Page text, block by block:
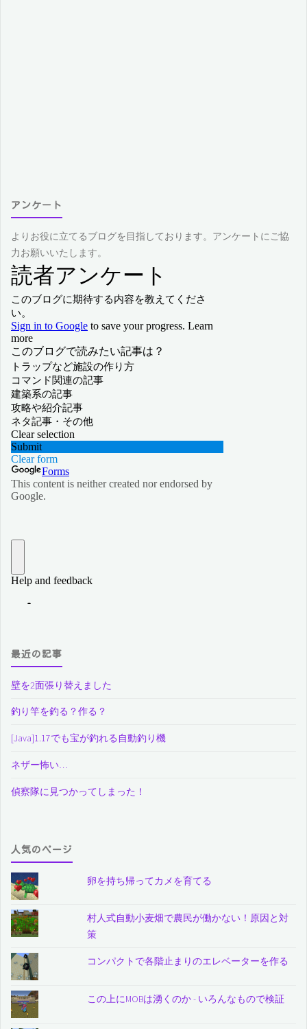
アンケート
よりお役に立てるブログを目指しております。アンケートにご協
力お願いいたします。
最近の記事
壁を2面張り替えました
釣り竿を釣る？作る？
[Java]1.17でも宝が釣れる自動釣り機
ネザー怖い…
偵察隊に見つかってしまった！
人気のページ
卵を持ち帰ってカメを育てる
村人式自動小麦畑で農民が働かない！原因と対
策
コンパクトで各階止まりのエレベーターを作る
この上にMOBは湧くのか - いろんなもので検証